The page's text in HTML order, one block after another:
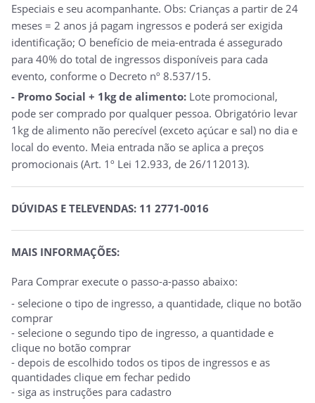
Especiais e seu acompanhante. Obs: Crianças a partir de 24
meses = 2 anos já pagam ingressos e poderá ser exigida
identificação; O benefício de meia-entrada é assegurado
para 40% do total de ingressos disponíveis para cada
evento, conforme o Decreto nº 8.537/15.
- Promo Social + 1kg de alimento: Lote promocional,
pode ser comprado por qualquer pessoa. Obrigatório levar
1kg de alimento não perecível (exceto açúcar e sal) no dia e
local do evento. Meia entrada não se aplica a preços
promocionais (Art. 1º Lei 12.933, de 26/112013).
DÚVIDAS E TELEVENDAS: 11 2771-0016
MAIS INFORMAÇÕES:
Para Comprar execute o passo-a-passo abaixo:
- selecione o tipo de ingresso, a quantidade, clique no botão
comprar
- selecione o segundo tipo de ingresso, a quantidade e
clique no botão comprar
- depois de escolhido todos os tipos de ingressos e as
quantidades clique em fechar pedido
- siga as instruções para cadastro